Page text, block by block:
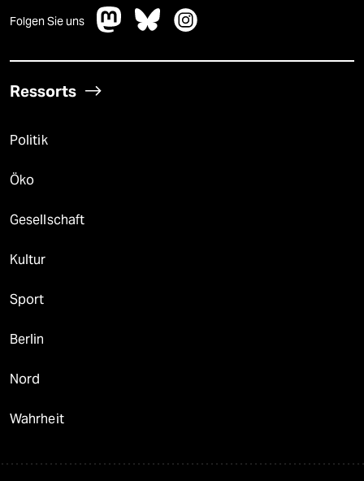
Folgen Sie uns
Ressorts
Politik
Öko
Gesellschaft
Kultur
Sport
Berlin
Nord
Wahrheit